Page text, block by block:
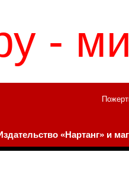
«Нартанг» и
-